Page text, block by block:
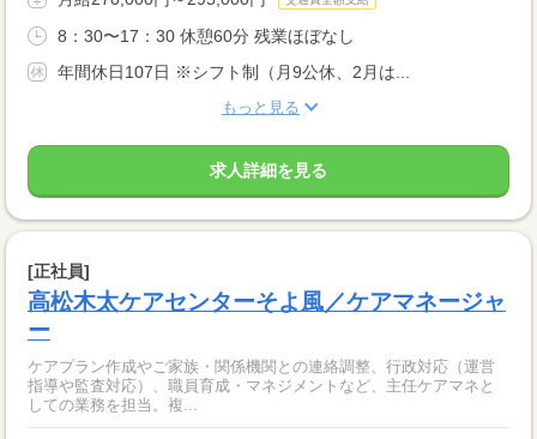
8：30〜17：30 休憩60分 残業ほぼなし
年間休日107日 ※シフト制（月9公休、2月は...
もっと見る
求人詳細を見る
[正社員]
高松木太ケアセンターそよ風／ケアマネージャ
ー
ケアプラン作成やご家族・関係機関との連絡調整、行政対応（運営
指導や監査対応）、職員育成・マネジメントなど、主任ケアマネと
しての業務を担当。複...